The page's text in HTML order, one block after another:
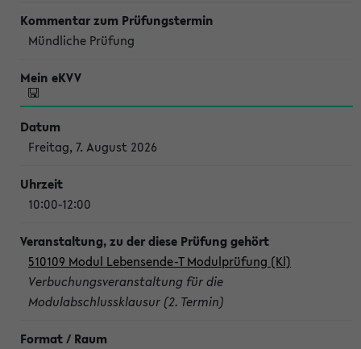
Mündliche Prüfung
Freitag, 7. August 2026
10:00-12:00
510109 Modul Lebensende-T Modulprüfung (Kl)
Verbuchungsveranstaltung für die
Modulabschlussklausur (2. Termin)